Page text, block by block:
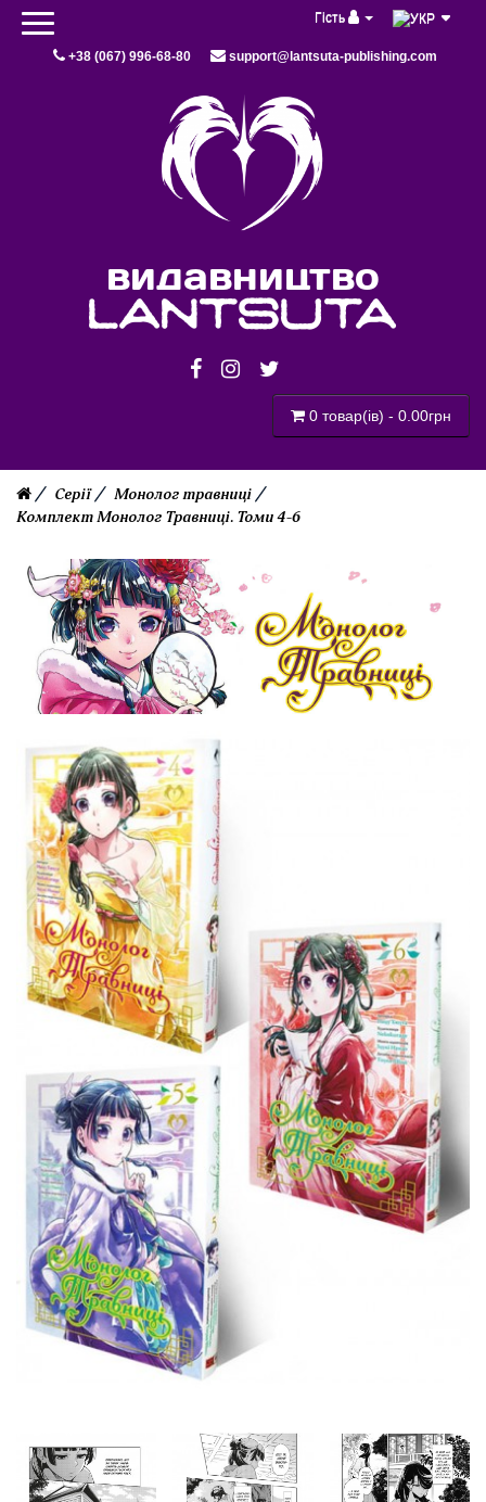
Гість
+38 (067) 996-68-80 support@lantsuta-publishing.com
видавництво
lantsuta
0 товар(ів) - 0.00грн
Серії
Монолог травниці
Комплект Монолог Травниці. Томи 4-6